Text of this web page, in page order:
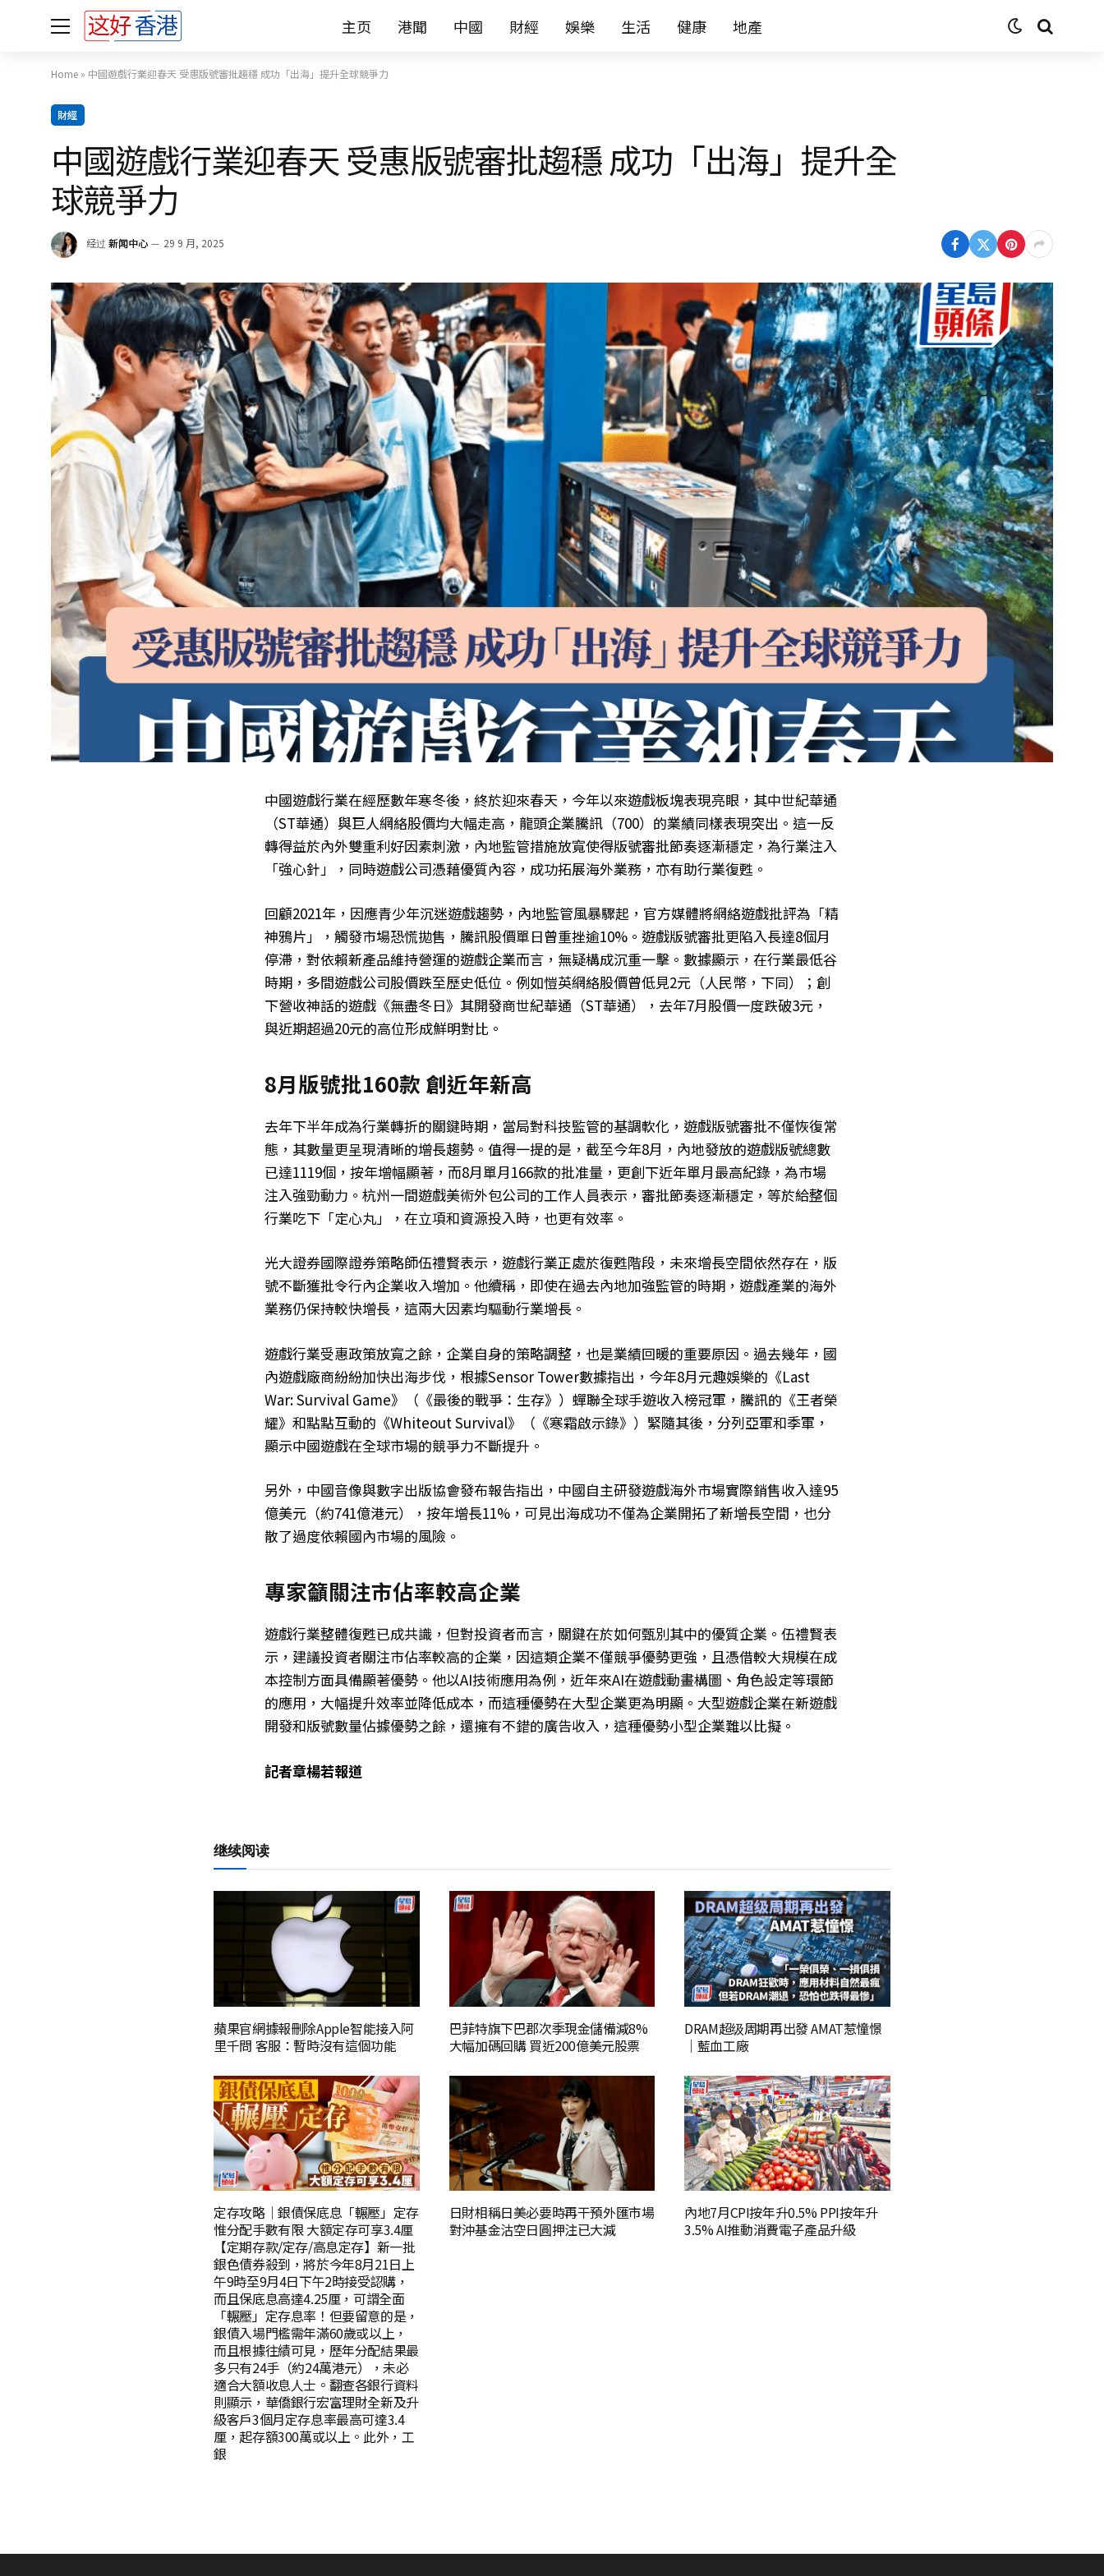
主页 港聞 中國 財經 娛樂 生活 健康 地產
Home » 中國遊戲行業迎春天 受惠版號審批趨穩 成功「出海」提升全球競爭力
財經
中國遊戲行業迎春天 受惠版號審批趨穩 成功「出海」提升全
球競爭力
经过 新闻中心 29 9 月, 2025
中國遊戲行業在經歷數年寒冬後，終於迎來春天，今年以來遊戲板塊表現亮眼，其中世紀華通
（ST華通）與巨人網絡股價均大幅走高，龍頭企業騰訊（700）的業績同樣表現突出。這一反
轉得益於內外雙重利好因素刺激，內地監管措施放寬使得版號審批節奏逐漸穩定，為行業注入
「強心針」，同時遊戲公司憑藉優質內容，成功拓展海外業務，亦有助行業復甦。
回顧2021年，因應青少年沉迷遊戲趨勢，內地監管風暴驟起，官方媒體將網絡遊戲批評為「精
神鴉片」，觸發市場恐慌拋售，騰訊股價單日曾重挫逾10%。遊戲版號審批更陷入長達8個月
停滯，對依賴新產品維持營運的遊戲企業而言，無疑構成沉重一擊。數據顯示，在行業最低谷
時期，多間遊戲公司股價跌至歷史低位。例如愷英網絡股價曾低見2元（人民幣，下同）；創
下營收神話的遊戲《無盡冬日》其開發商世紀華通（ST華通），去年7月股價一度跌破3元，
與近期超過20元的高位形成鮮明對比。
8月版號批160款 創近年新高
去年下半年成為行業轉折的關鍵時期，當局對科技監管的基調軟化，遊戲版號審批不僅恢復常
態，其數量更呈現清晰的增長趨勢。值得一提的是，截至今年8月，內地發放的遊戲版號總數
已達1119個，按年增幅顯著，而8月單月166款的批准量，更創下近年單月最高紀錄，為市場
注入強勁動力。杭州一間遊戲美術外包公司的工作人員表示，審批節奏逐漸穩定，等於給整個
行業吃下「定心丸」，在立項和資源投入時，也更有效率。
光大證券國際證券策略師伍禮賢表示，遊戲行業正處於復甦階段，未來增長空間依然存在，版
號不斷獲批令行內企業收入增加。他續稱，即使在過去內地加強監管的時期，遊戲產業的海外
業務仍保持較快增長，這兩大因素均驅動行業增長。
遊戲行業受惠政策放寬之餘，企業自身的策略調整，也是業績回暖的重要原因。過去幾年，國
內遊戲廠商紛紛加快出海步伐，根據Sensor Tower數據指出，今年8月元趣娛樂的《Last
War: Survival Game》（《最後的戰爭：生存》）蟬聯全球手遊收入榜冠軍，騰訊的《王者榮
耀》和點點互動的《Whiteout Survival》（《寒霜啟示錄》）緊隨其後，分列亞軍和季軍，
顯示中國遊戲在全球市場的競爭力不斷提升。
另外，中國音像與數字出版協會發布報告指出，中國自主研發遊戲海外市場實際銷售收入達95
億美元（約741億港元），按年增長11%，可見出海成功不僅為企業開拓了新增長空間，也分
散了過度依賴國內市場的風險。
專家籲關注市佔率較高企業
遊戲行業整體復甦已成共識，但對投資者而言，關鍵在於如何甄別其中的優質企業。伍禮賢表
示，建議投資者關注市佔率較高的企業，因這類企業不僅競爭優勢更強，且憑借較大規模在成
本控制方面具備顯著優勢。他以AI技術應用為例，近年來AI在遊戲動畫構圖、角色設定等環節
的應用，大幅提升效率並降低成本，而這種優勢在大型企業更為明顯。大型遊戲企業在新遊戲
開發和版號數量佔據優勢之餘，還擁有不錯的廣告收入，這種優勢小型企業難以比擬。
記者章楊若報道
继续阅读
蘋果官網據報刪除Apple智能接入阿
里千問 客服：暫時沒有這個功能
巴菲特旗下巴郡次季現金儲備減8%
大幅加碼回購 買近200億美元股票
DRAM超级周期再出發 AMAT惹憧憬
｜藍血工廠
定存攻略｜銀債保底息「輾壓」定存
惟分配手數有限 大額定存可享3.4厘
【定期存款/定存/高息定存】新一批
銀色債券殺到，將於今年8月21日上
午9時至9月4日下午2時接受認購，
而且保底息高達4.25厘，可謂全面
「輾壓」定存息率！但要留意的是，
銀債入場門檻需年滿60歲或以上，
而且根據往績可見，歷年分配結果最
多只有24手（約24萬港元），未必
適合大額收息人士。翻查各銀行資料
則顯示，華僑銀行宏富理財全新及升
級客戶3個月定存息率最高可達3.4
厘，起存額300萬或以上。此外，工
銀
日財相稱日美必要時再干預外匯市場
對沖基金沽空日圓押注已大減
內地7月CPI按年升0.5% PPI按年升
3.5% AI推動消費電子產品升級